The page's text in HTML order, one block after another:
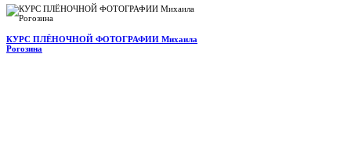
КУРС ПЛЁНОЧНОЙ ФОТОГРАФИИ Михаила
Рогозина